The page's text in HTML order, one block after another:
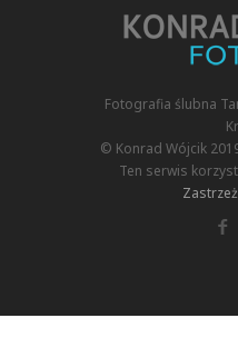
Fotografia ślubna
© Konrad Wójcik
Ten serwis